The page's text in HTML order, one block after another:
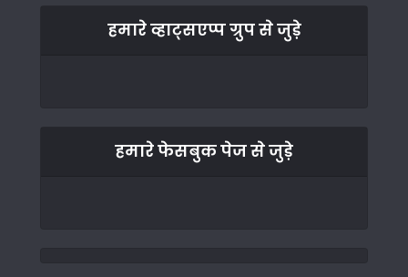
हमारे व्हाट्सएप्प ग्रुप से जुड़े
हमारे फेसबुक पेज से जुड़े